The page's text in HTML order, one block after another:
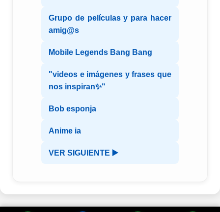
Grupo de películas y para hacer
amig@s
Mobile Legends Bang Bang
"videos e imágenes y frases que
nos inspiran✨"
Bob esponja
Anime ia
VER SIGUIENTE ▶️